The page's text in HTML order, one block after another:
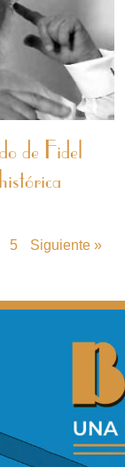
de Fidel
5 Siguiente »